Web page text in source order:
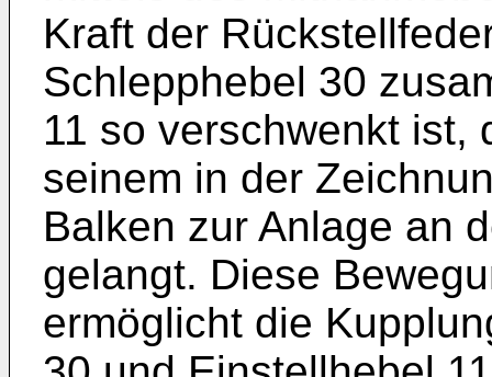
Kraft der
Schlepphebel 30
11 so verschwenkt ist,
seinem in der
Balken zur Anlage an
gelangt. Diese
ermöglicht die